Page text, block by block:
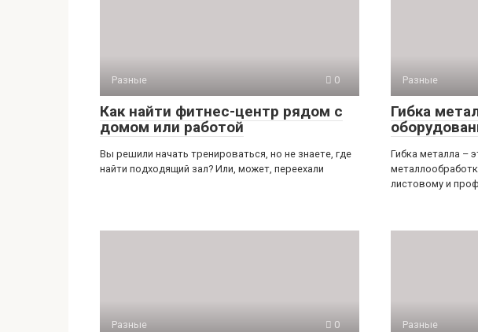
Разные 0
Как найти фитнес-центр рядом с
домом или работой
Вы решили начать тренироваться, но не знаете, где
найти подходящий зал? Или, может, переехали
Разные
Гибка
Гибка металла –
листовому и
Разные 0 Разные